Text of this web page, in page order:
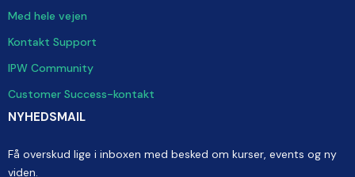
Med hele vejen
Kontakt Support
IPW Community
Customer Success-kontakt
NYHEDSMAIL
Få overskud lige i inboxen med besked om kurser, events og ny
viden.